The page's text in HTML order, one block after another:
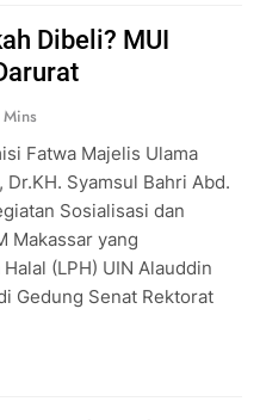
Dibeli? MUI
Fatwa Majelis Ulama
Syamsul Bahri Abd.
Sosialisasi dan
Makassar yang
(LPH) UIN Alauddin
Gedung Senat Rektorat